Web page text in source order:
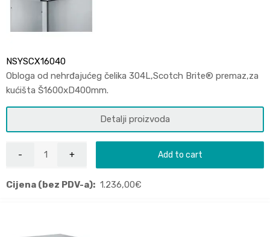
NSYSCX16040
Obloga od nehrđajućeg čelika 304L,Scotch Brite® premaz,za
kućišta Š1600xD400mm.
Detalji proizvoda
Add to cart
Cijena (bez PDV-a): 1.236,00€